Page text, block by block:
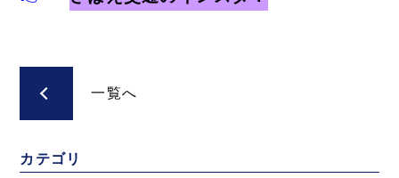
一覧へ
カテゴリ